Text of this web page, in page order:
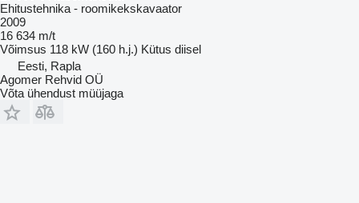
Ehitustehnika - roomikekskavaator
2009
16 634 m/t
Võimsus 118 kW (160 h.j.) Kütus diisel
Eesti, Rapla
Agomer Rehvid OÜ
Võta ühendust müüjaga